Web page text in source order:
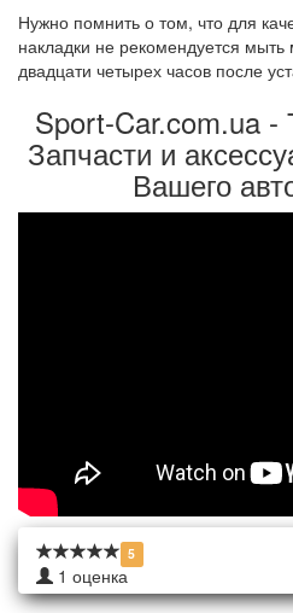
Нужно помнить о том, что для
накладки не рекомендуется
двадцати четырех часов после
Sport-Car.com.ua -
Запчасти и
Вашего
5
1 оценка